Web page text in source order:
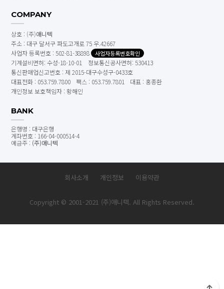
COMPANY
상호 : (주)애니텍
주소 : 대구 달서구 파도고개로 75 우.42667
사업자 등록번호 : 502-81-38898 사업자등록번호확인
기계설비면허: 수성-18-10-01 정보통신공사면허: 530413
통신판매업신고번호 : 제 2015-대구수성구-0433호
대표전화 : 053.759.7800
팩스 : 053.759.7801
대표 : 홍종환
개인정보 보호책임자 : 황해인
BANK
은행명 : 대구은행
계좌번호 : 166-04-000514-4
예금주 : (주)애니텍
회사소개 개인정보 이용약관
Copyright © 2001-2021 (주)애니텍. All Rights Reserved.